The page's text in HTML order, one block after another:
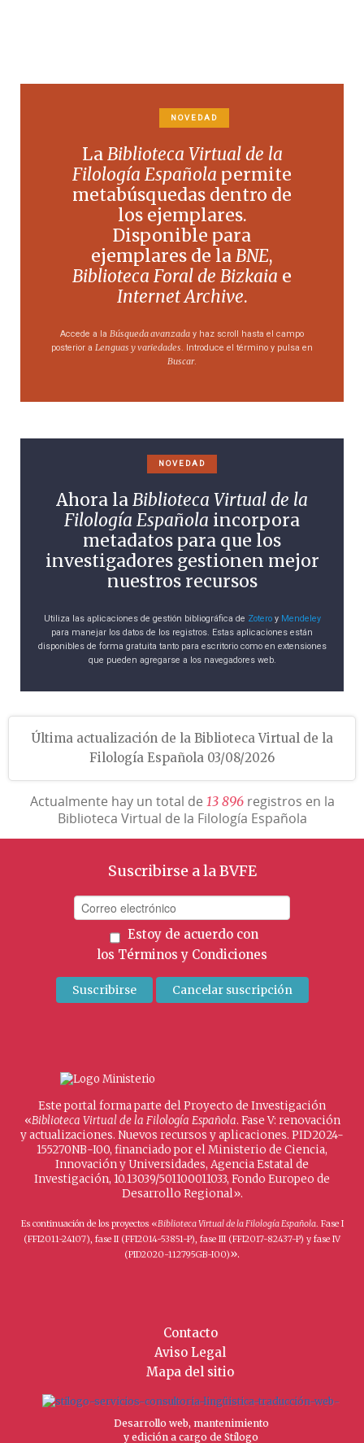
NOVEDAD
LaBiblioteca Virtual de la
Filología Española permite
metabúsquedas dentro de
los ejemplares.
Disponible para
ejemplares de laBNE,
Biblioteca Foral de Bizkaia e
Internet Archive.
Accede a la Búsqueda avanzada y haz scroll hasta el campo
posterior a Lenguas y variedades . Introduce el término y pulsa en
Buscar.
NOVEDAD
Ahora laBiblioteca Virtual de la
Filología Española incorpora
metadatos para que los
investigadores gestionen mejor
nuestros recursos
Utiliza las aplicaciones de gestión bibliográfica de Zoteroy Mendeley
para manejar los datos de los registros. Estas aplicaciones están
disponibles de forma gratuita tanto para escritorio como en extensiones
que pueden agregarse a los navegadores web.
Última actualización de la Biblioteca Virtual de la
Filología Española 03/08/2026
Actualmente hay un total de 13 896registros en la
Biblioteca Virtual de la Filología Española
Suscribirse a la BVFE
Estoy de acuerdo con
los Términos y Condiciones
Este portal forma parte del Proyecto de Investigación
«Biblioteca Virtual de la Filología Española. Fase V: renovación
y actualizaciones. Nuevos recursos y aplicaciones. PID2024-
155270NB-I00, financiado por el Ministerio de Ciencia,
Innovación y Universidades, Agencia Estatal de
Investigación, 10.13039/501100011033, Fondo Europeo de
Desarrollo Regional».
Es continuación de los proyectos «Biblioteca Virtual de la Filología Española. Fase I
(FFI2011-24107), fase II (FFI2014-53851-P), fase III (FFI2017-82437-P) y fase IV
(PID2020-112795GB-I00)».
Contacto
Aviso Legal
Mapa del sitio
Desarrollo web, mantenimiento
y edición a cargo de Stílogo